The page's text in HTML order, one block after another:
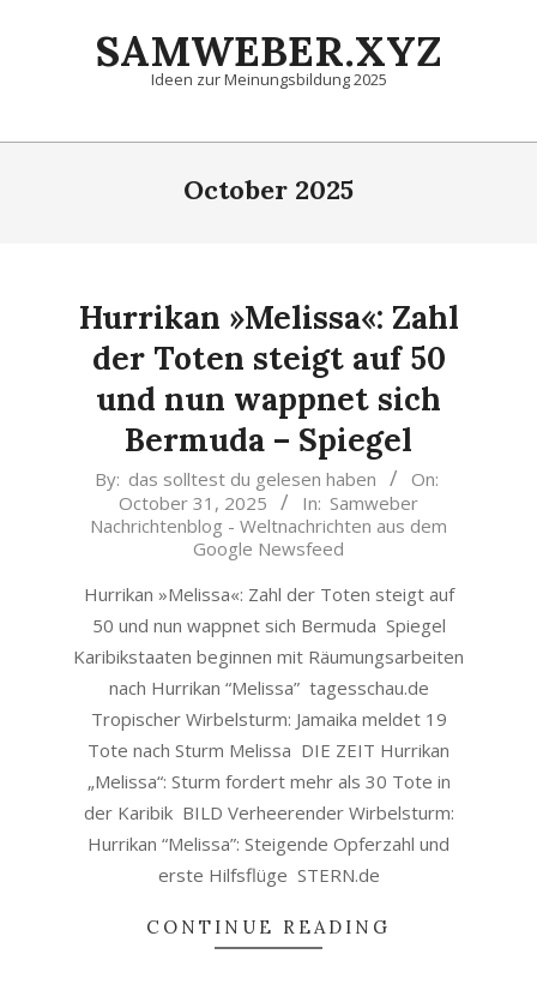
SAMWEBER.XYZ
Ideen zur Meinungsbildung 2025
Primary
October 2025
Hurrikan »Melissa«: Zahl
der Toten steigt auf 50
und nun wappnet sich
Bermuda – Spiegel
2025-
31
By: das solltest du gelesen haben
On:
October 31, 2025
In: Samweber
Nachrichtenblog - Weltnachrichten aus dem
Google Newsfeed
Hurrikan »Melissa«: Zahl der Toten steigt auf
50 und nun wappnet sich Bermuda Spiegel
Karibikstaaten beginnen mit Räumungsarbeiten
nach Hurrikan “Melissa” tagesschau.de
Tropischer Wirbelsturm: Jamaika meldet 19
Tote nach Sturm Melissa DIE ZEIT Hurrikan
„Melissa“: Sturm fordert mehr als 30 Tote in
der Karibik BILD Verheerender Wirbelsturm:
Hurrikan “Melissa”: Steigende Opferzahl und
erste Hilfsflüge STERN.de
CONTINUE READING